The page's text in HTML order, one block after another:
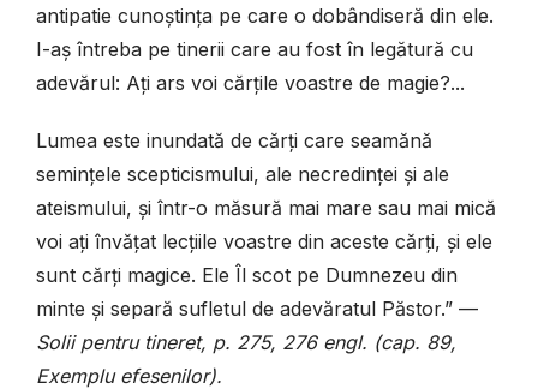
antipatie cunoștința pe care o dobândiseră din ele.
I-aș întreba pe tinerii care au fost în legătură cu
adevărul: Ați ars voi cărțile voastre de magie?...
Lumea este inundată de cărți care seamănă
semințele scepticismului, ale necredinței și ale
ateismului, și într-o măsură mai mare sau mai mică
voi ați învățat lecțiile voastre din aceste cărți, și ele
sunt cărți magice. Ele Îl scot pe Dumnezeu din
minte și separă sufletul de adevăratul Păstor.” —
Solii pentru tineret, p. 275, 276 engl. (cap. 89,
Exemplu efesenilor).